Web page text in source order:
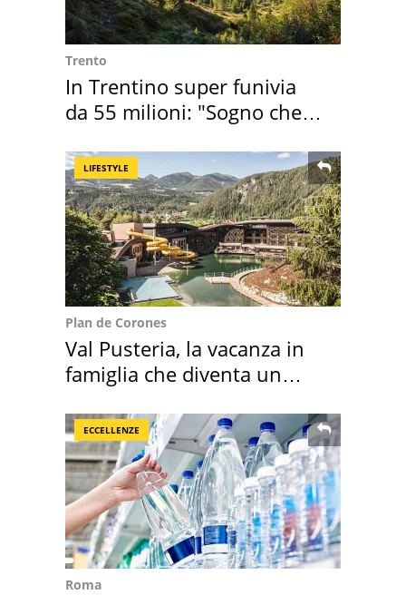
Trento
In Trentino super funivia
da 55 milioni: "Sogno che si
LIFESTYLE
Plan de Corones
Val Pusteria, la vacanza in
famiglia che diventa un
ECCELLENZE
Roma